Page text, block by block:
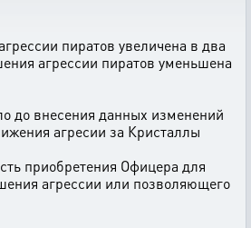
пиратов увеличена в два
агрессии пиратов уменьшена
до внесения данных изменений
агресии за Кристаллы
приобретения Офицера для
агрессии или позволяющего